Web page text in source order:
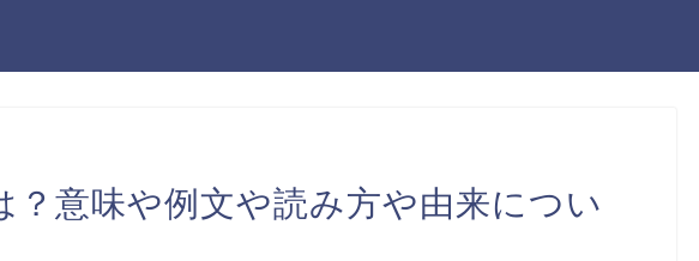
？意味や例文や読み方や由来につい